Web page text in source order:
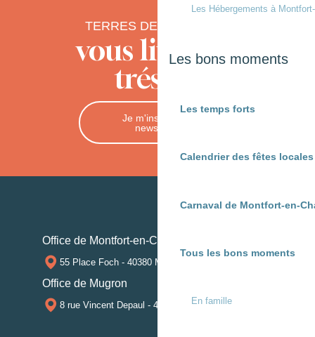
Les Hébergements à
Les bons moments
Les temps forts
Calendrier des fêtes
Carnaval de Montfort-en-
Tous les bons moments
En famille
TERRES DE CHALOSSE
vous livre ses
trésors
Je m'inscris à la
newsletter
Office de Montfort-en-Chalosse
55 Place Foch - 40380 MONTFORT-EN-CHALOSSE
Office de Mugron
8 rue Vincent Depaul - 40250 MUGRON